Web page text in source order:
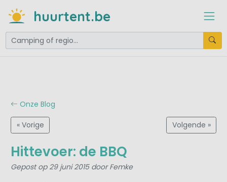
huurtent.be
Onze Blog
« Vorige Volgende »
Hittevoer: de BBQ
Gepost op 29 juni 2015 door Femke